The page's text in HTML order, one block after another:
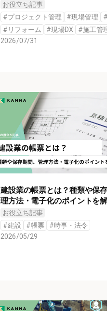
お役立ち記事
#プロジェクト管理 #現場管理 #
# リフォーム #現場DX #施工管
2026/07/31
建設業の帳票とは？種類や保
理方法・電子化のポイントを
お役立ち記事
#建設 #帳票 #時事・法令
2026/05/29